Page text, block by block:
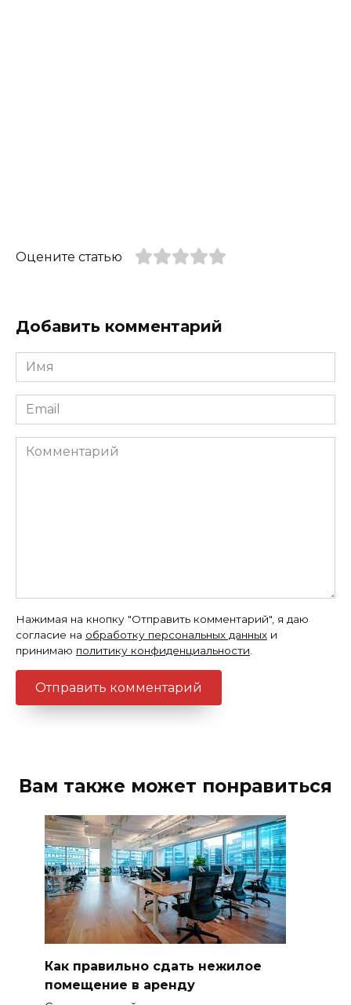
Оцените статью
Добавить комментарий
Имя
*
Email
*
Комментарий
Нажимая на кнопку "Отправить комментарий", я даю
согласие на обработку персональных данных и
принимаю политику конфиденциальности.
Вам также может понравиться
Как правильно сдать нежилое
помещение в аренду